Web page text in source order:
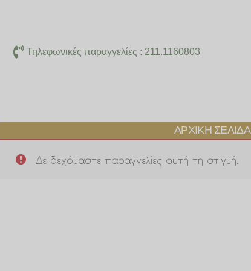
περιεχόμενο
Τηλεφωνικές παραγγελίες : 211.1160803
ΑΡΧΙΚΉ ΣΕΛΊΔΑ
Δε δεχόμαστε παραγγελίες αυτή τη στιγμή.